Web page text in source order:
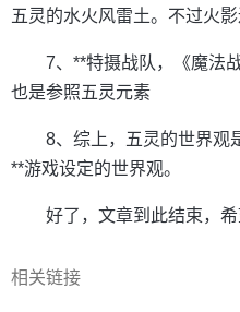
五灵的水火风雷土。不过火影
7、**特摄战队，《魔法
也是参照五灵元素
8、综上，五灵的世界观
**游戏设定的世界观。
好了，文章到此结束，希
相关链接